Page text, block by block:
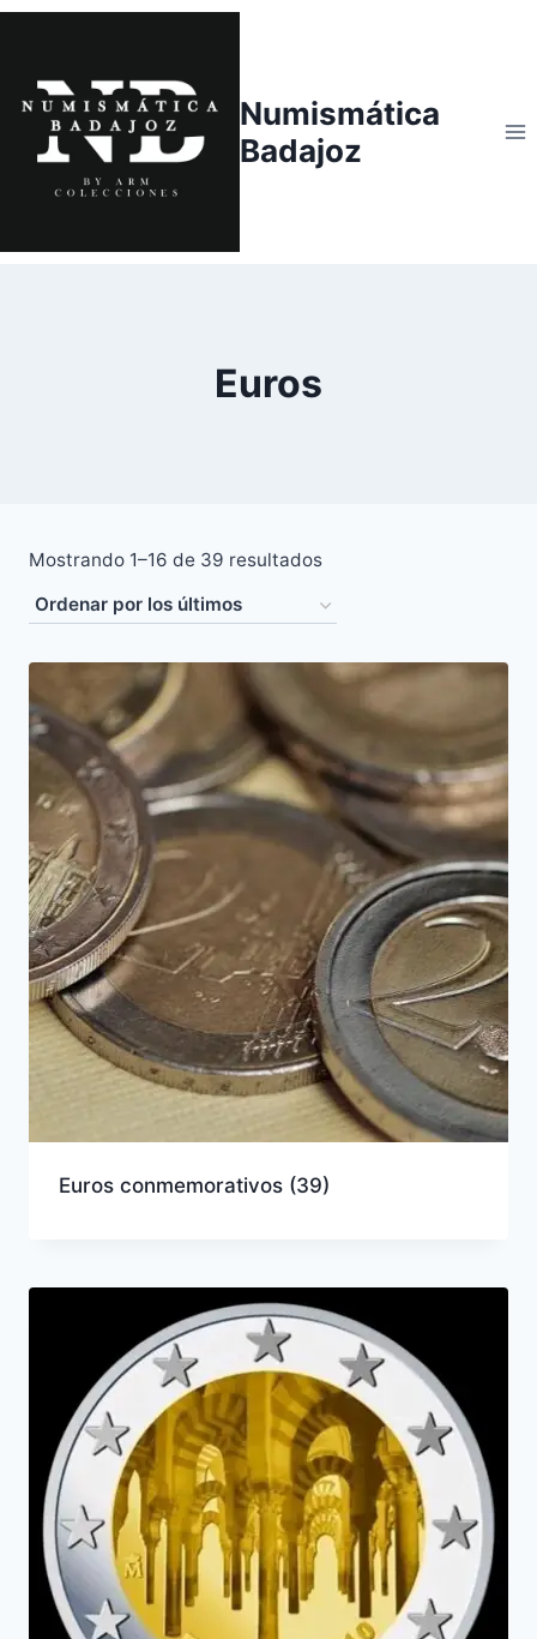
Saltar
contenido
Numismática
Badajoz
Euros
Mostrando 1–16 de 39 resultadosOrdenado
los
últimos
Euros conmemorativos (39)